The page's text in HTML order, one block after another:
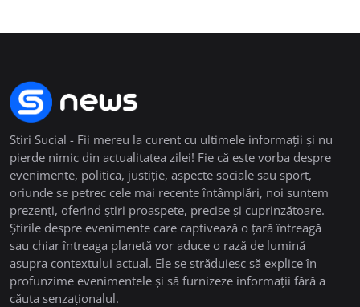
Stiri Sucial - Fii mereu la curent cu ultimele informații și nu
pierde nimic din actualitatea zilei! Fie că este vorba despre
evenimente, politica, justiție, aspecte sociale sau sport,
oriunde se petrec cele mai recente întâmplări, noi suntem
prezenți, oferind știri proaspete, precise și cuprinzătoare.
Știrile despre evenimente care captivează o țară întreagă
sau chiar întreaga planetă vor aduce o rază de lumină
asupra contextului actual. Ele se străduiesc să explice în
profunzime evenimentele și să furnizeze informații fără a
căuta senzaționalul.